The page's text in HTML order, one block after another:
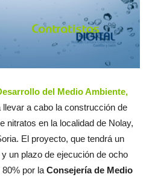
del Medio Ambiente,
llevar a cabo la construcción de
nitratos en la localidad de Nolay,
El proyecto, que tendrá un
y un plazo de ejecución de ocho
por la Consejería de Medio